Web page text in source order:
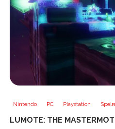
Nintendo PC Playstation
LUMOTE: THE